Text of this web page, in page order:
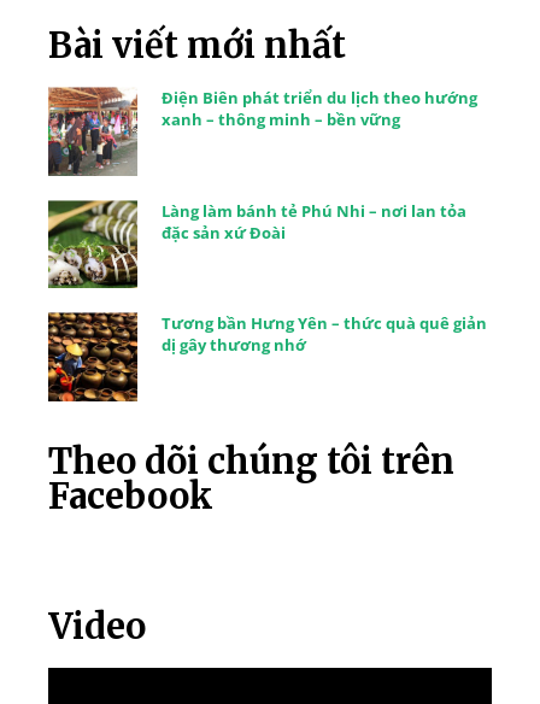
Bài viết mới nhất
Điện Biên phát triển du lịch theo hướng
xanh – thông minh – bền vững
Làng làm bánh tẻ Phú Nhi – nơi lan tỏa
đặc sản xứ Đoài
Tương bần Hưng Yên – thức quà quê giản
dị gây thương nhớ
Theo dõi chúng tôi trên
Facebook
Video